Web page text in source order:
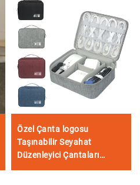
Özel Çanta logosu
Taşınabilir Seyahat
Düzenleyici Çantaları
Kulaklık Dijital Kutu